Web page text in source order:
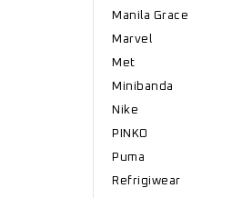
Manila Grace
Marvel
Met
Minibanda
Nike
PINKO
Puma
Refrigiwear